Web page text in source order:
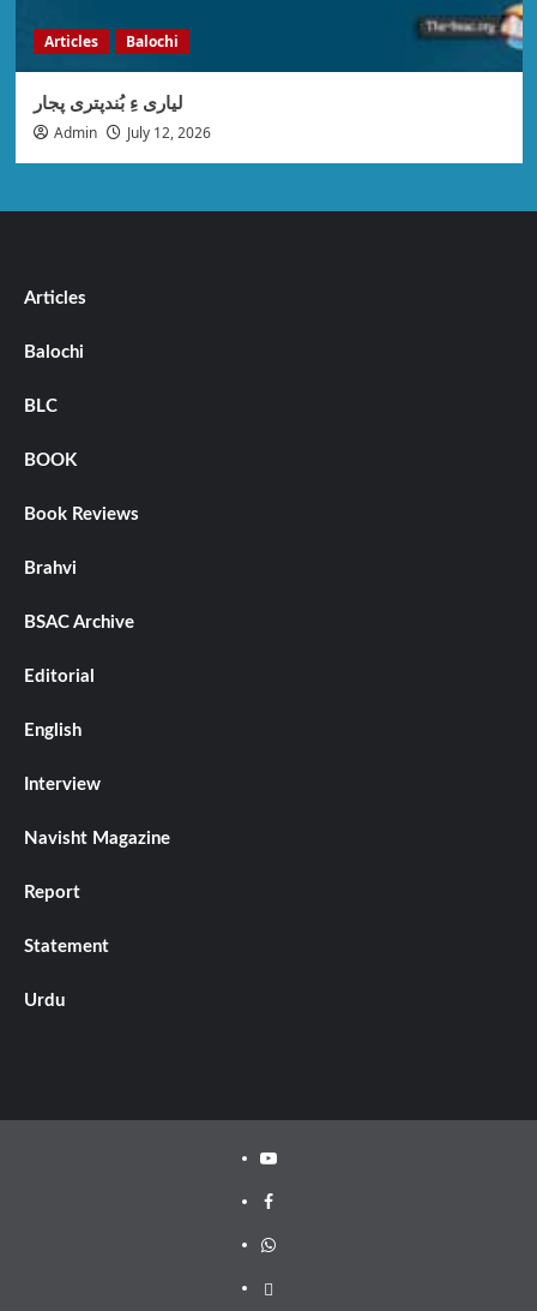
Articles Balochi
لیاری ءِ بُندپتری پجار
Admin July 12, 2026
Articles
Balochi
BLC
BOOK
Book Reviews
Brahvi
BSAC Archive
Editorial
English
Interview
Navisht Magazine
Report
Statement
Urdu